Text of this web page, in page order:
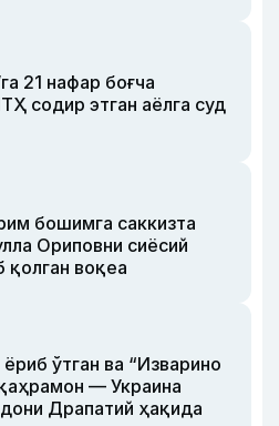
21 нафар боғча
содир этган аёлга суд
бошимга саккизта
Ориповни сиёсий
қолган воқеа
ўтган ва “Изварино
— Украина
Драпатий ҳақида